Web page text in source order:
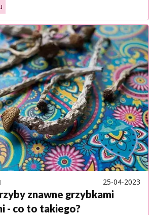
25-04-2023
znawne grzybkami
- co to takiego?